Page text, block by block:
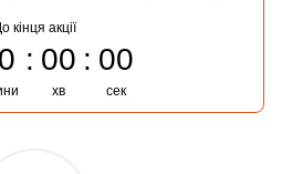
кінця акції
00
хв
00
сек